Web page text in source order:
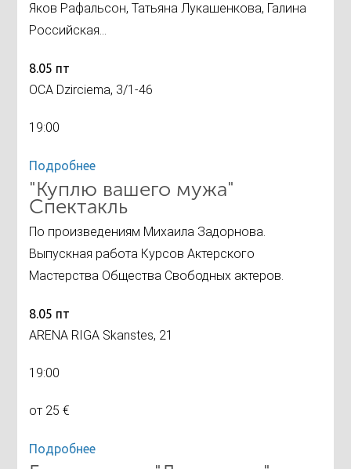
Яков Рафальсон, Татьяна Лукашенкова, Галина
Российская...
8.05 пт
ОСА Dzirciema, 3/1-46
19:00
Подробнее
"Куплю вашего мужа"
Спектакль
По произведениям Михаила Задорнова.
Выпускная работа Курсов Актерского
Мастерства Общества Свободных актеров.
8.05 пт
ARENA RIGA Skanstes, 21
19:00
от 25 €
Подробнее